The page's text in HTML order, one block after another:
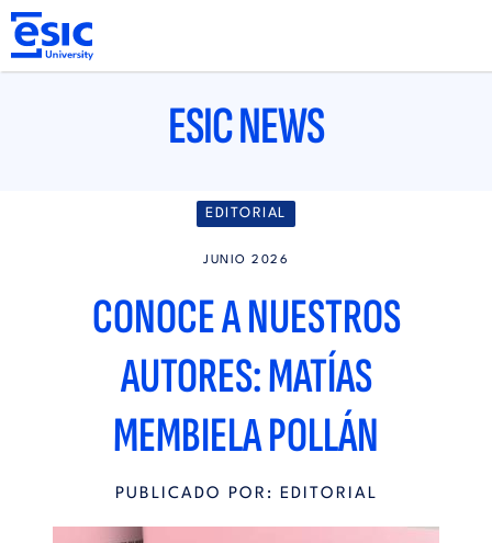
Pasar
contenido
principal
ESIC NEWS
EDITORIAL
JUNIO 2026
CONOCE A NUESTROS
AUTORES: MATÍAS
MEMBIELA POLLÁN
PUBLICADO POR: EDITORIAL